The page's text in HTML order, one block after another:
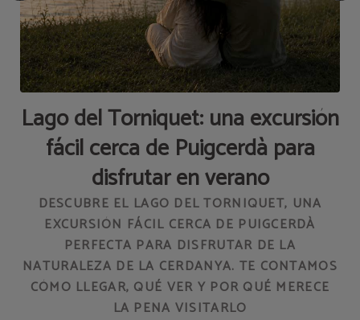
Lago del Torniquet: una excursión
fácil cerca de Puigcerdà para
disfrutar en verano
DESCUBRE EL LAGO DEL TORNIQUET, UNA
EXCURSIÓN FÁCIL CERCA DE PUIGCERDÀ
PERFECTA PARA DISFRUTAR DE LA
NATURALEZA DE LA CERDANYA. TE CONTAMOS
CÓMO LLEGAR, QUÉ VER Y POR QUÉ MERECE
LA PENA VISITARLO